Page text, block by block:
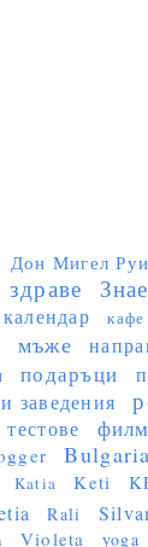
Дон Мигел
здраве
календар кафе
мъже
подаръци
заведения
тестове
Bulgaria
Katia Keti
Rali
Violeta yoga